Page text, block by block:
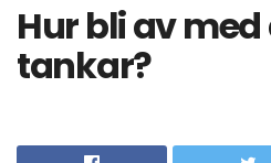
Hur bli av
tankar?